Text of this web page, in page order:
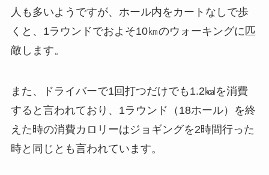
人も多いようですが、ホール内をカートなしで歩
くと、1ラウンドでおよそ10㎞のウォーキングに匹
敵します。
また、ドライバーで1回打つだけでも1.2㎉を消費
すると言われており、1ラウンド（18ホール）を終
えた時の消費カロリーはジョギングを2時間行った
時と同じとも言われています。